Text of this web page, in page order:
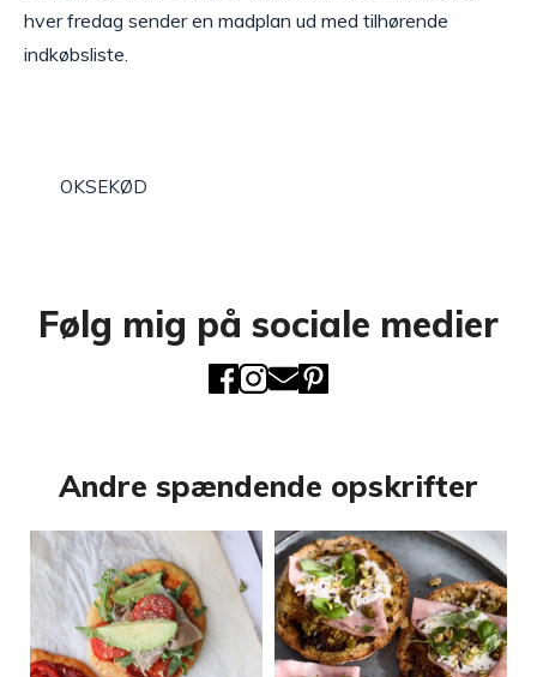
hver fredag sender en madplan ud med tilhørende
indkøbsliste.
OKSEKØD
Følg mig på sociale medier
Andre spændende opskrifter